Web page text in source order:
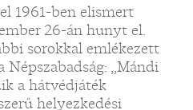
1961-ben elismert
26-án hunyt el.
sorokkal emlékezett
Népszabadság: „Mándi
a hátvédjáték
helyezkedési